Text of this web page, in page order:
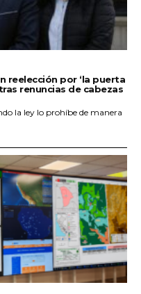
reelección por ‘la puerta
renuncias de cabezas
la ley lo prohíbe de manera